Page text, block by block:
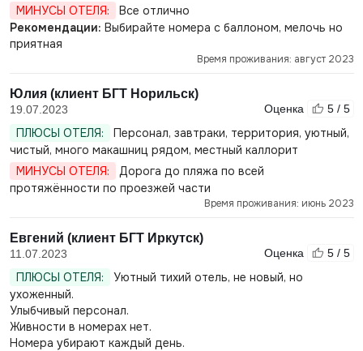
МИНУСЫ ОТЕЛЯ:
Все отлично
Рекомендации: Выбирайте номера с баллоном, мелочь но
приятная
Время проживания: август 2023
Юлия (клиент БГТ Норильск)
19.07.2023 Оценка 5 / 5
ПЛЮСЫ ОТЕЛЯ:
Персонал, завтраки, территория, уютный,
чистый, много макашниц рядом, местный каллорит
МИНУСЫ ОТЕЛЯ:
Дорога до пляжа по всей
протяжённости по проезжей части
Время проживания: июнь 2023
Евгений (клиент БГТ Иркутск)
11.07.2023 Оценка 5 / 5
ПЛЮСЫ ОТЕЛЯ:
Уютный тихий отель, не новый, но
ухоженный.
Улыбчивый персонал.
Живности в номерах нет.
Номера убирают каждый день.